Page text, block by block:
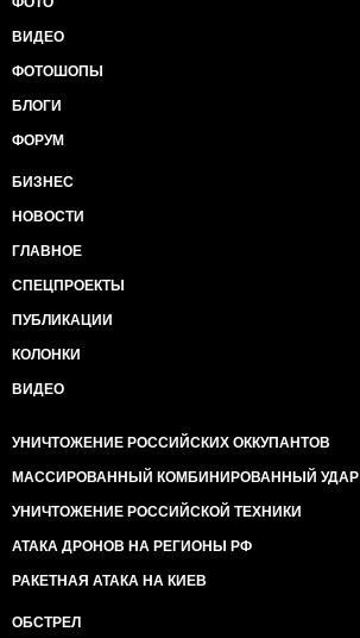
ВИДЕО
ФОТОШОПЫ
БЛОГИ
ФОРУМ
БИЗНЕС
НОВОСТИ
ГЛАВНОЕ
СПЕЦПРОЕКТЫ
ПУБЛИКАЦИИ
КОЛОНКИ
ВИДЕО
УНИЧТОЖЕНИЕ РОССИЙСКИХ ОККУПАНТОВ
МАССИРОВАННЫЙ КОМБИНИРОВАННЫЙ УДАР
УНИЧТОЖЕНИЕ РОССИЙСКОЙ ТЕХНИКИ
АТАКА ДРОНОВ НА РЕГИОНЫ РФ
РАКЕТНАЯ АТАКА НА КИЕВ
ОБСТРЕЛ